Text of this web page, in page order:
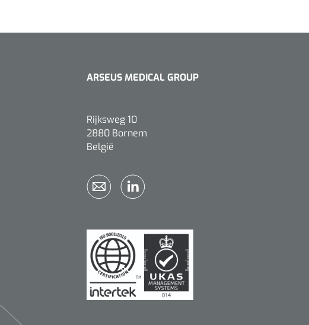
ARSEUS MEDICAL GROUP
Rijksweg 10
2880 Bornem
België